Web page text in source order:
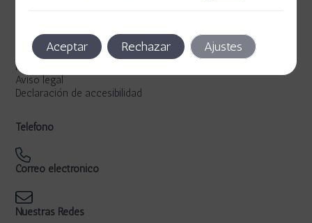
Política de privacidad
Política de cookies
Aviso legal
Declaración de accesibilidad
Teléfono
Correo electrónico
Nuestras Redes
Aceptar Rechazar Ajustes